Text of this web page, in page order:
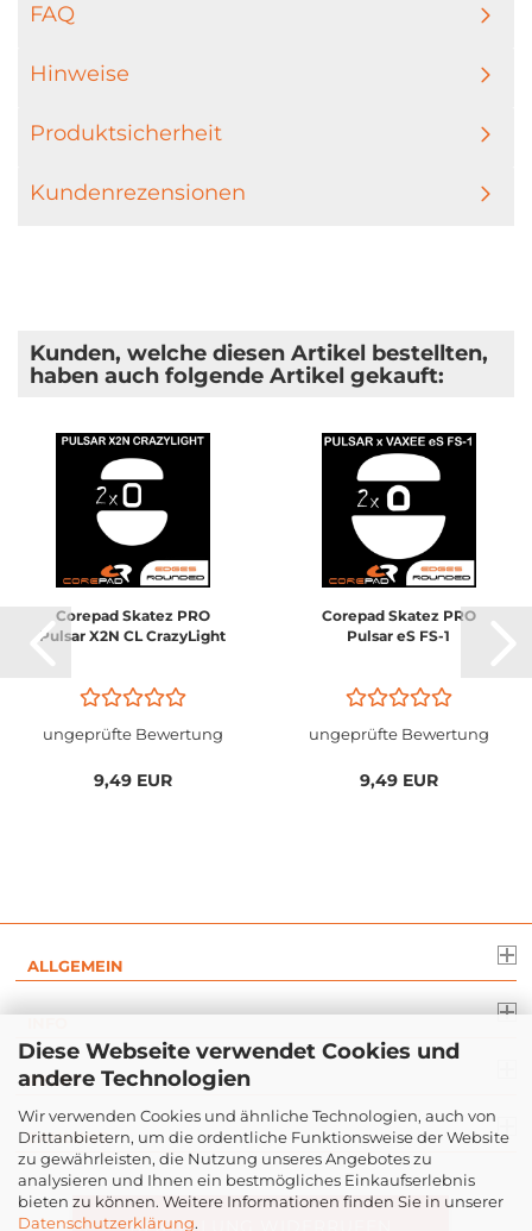
Diese Webseite verwendet Cookies und
andere Technologien
Wir verwenden Cookies und ähnliche Technologien, auch von
Drittanbietern, um die ordentliche Funktionsweise der Website
zu gewährleisten, die Nutzung unseres Angebotes zu
analysieren und Ihnen ein bestmögliches Einkaufserlebnis
bieten zu können. Weitere Informationen finden Sie in unserer
Datenschutzerklärung.
FAQ
Hinweise
Produktsicherheit
Kundenrezensionen
Kunden, welche diesen Artikel bestellten,
haben auch folgende Artikel gekauft:
Corepad Skatez PRO
Pulsar X2N CL CrazyLight
ungeprüfte Bewertung
9,49 EUR
Corepad Skatez PRO
Pulsar eS FS-1
ungeprüfte Bewertung
9,49 EUR
ALLGEMEIN
RECHT
ZAHLUNG
BESTELLUNG WIDERRUFEN